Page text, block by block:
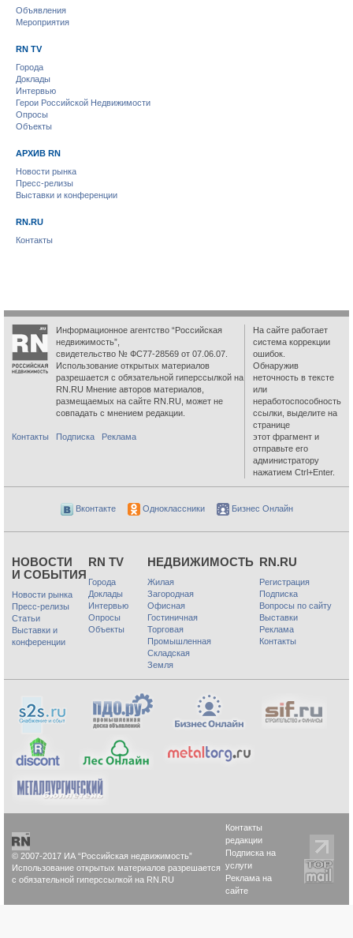
Объявления
Мероприятия
RN TV
Города
Доклады
Интервью
Герои Российской Недвижимости
Опросы
Объекты
АРХИВ RN
Новости рынка
Пресс-релизы
Выставки и конференции
RN.RU
Контакты
Информационное агентство “Российская
недвижимость”,
свидетельство № ФС77-28569 от 07.06.07.
Использование открытых материалов
разрешается с обязательной гиперссылкой на
RN.RU Мнение авторов материалов,
размещаемых на сайте RN.RU, может не
совпадать с мнением редакции.
Контакты Подписка Реклама
На сайте работает
система коррекции
ошибок.
Обнаружив
неточность в тексте
или
неработоспособность
ссылки, выделите на
странице
этот фрагмент и
отправьте его
администратору
нажатием Ctrl+Enter.
Вконтакте Одноклассники Бизнес Онлайн
НОВОСТИ
И СОБЫТИЯ
Новости рынка
Пресс-релизы
Статьи
Выставки и
конференции
RN TV
Города
Доклады
Интервью
Опросы
Объекты
НЕДВИЖИМОСТЬ
Жилая
Загородная
Офисная
Гостиничная
Торговая
Промышленная
Складская
Земля
RN.RU
Регистрация
Подписка
Вопросы по сайту
Выставки
Реклама
Контакты
© 2007-2017 ИА “Российская недвижимость”
Использование открытых материалов разрешается
с обязательной гиперссылкой на RN.RU
Контакты
редакции
Подписка на
услуги
Реклама на
сайте